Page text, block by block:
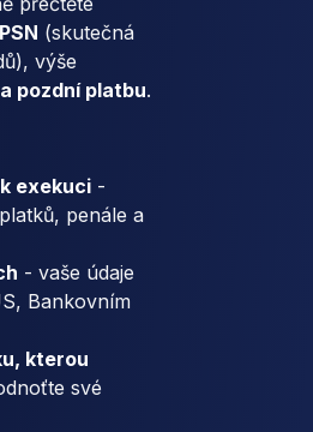
(skutečná
výše
pozdní platbu.
exekuci-
penále a
- vaše údaje
Bankovním
kterou
své